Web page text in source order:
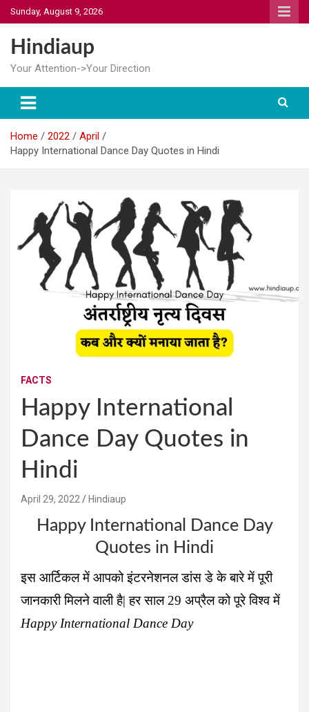
Skip
to
content
Sunday, August 9, 2026
Hindiaup
Your Attention->Your Direction
Home 2022
April
Happy International Dance Day Quotes in Hindi
FACTS
Happy International
Dance Day Quotes in
Hindi
April 29, 2022 Hindiaup
Happy International Dance Day
Quotes in Hindi
इस आर्टिकल में आपको इंटरनेशनल डांस डे के बारे में पूरी
जानकारी मिलने वाली है| हर साल 29 अप्रैल को पूरे विश्व में
Happy International Dance Day